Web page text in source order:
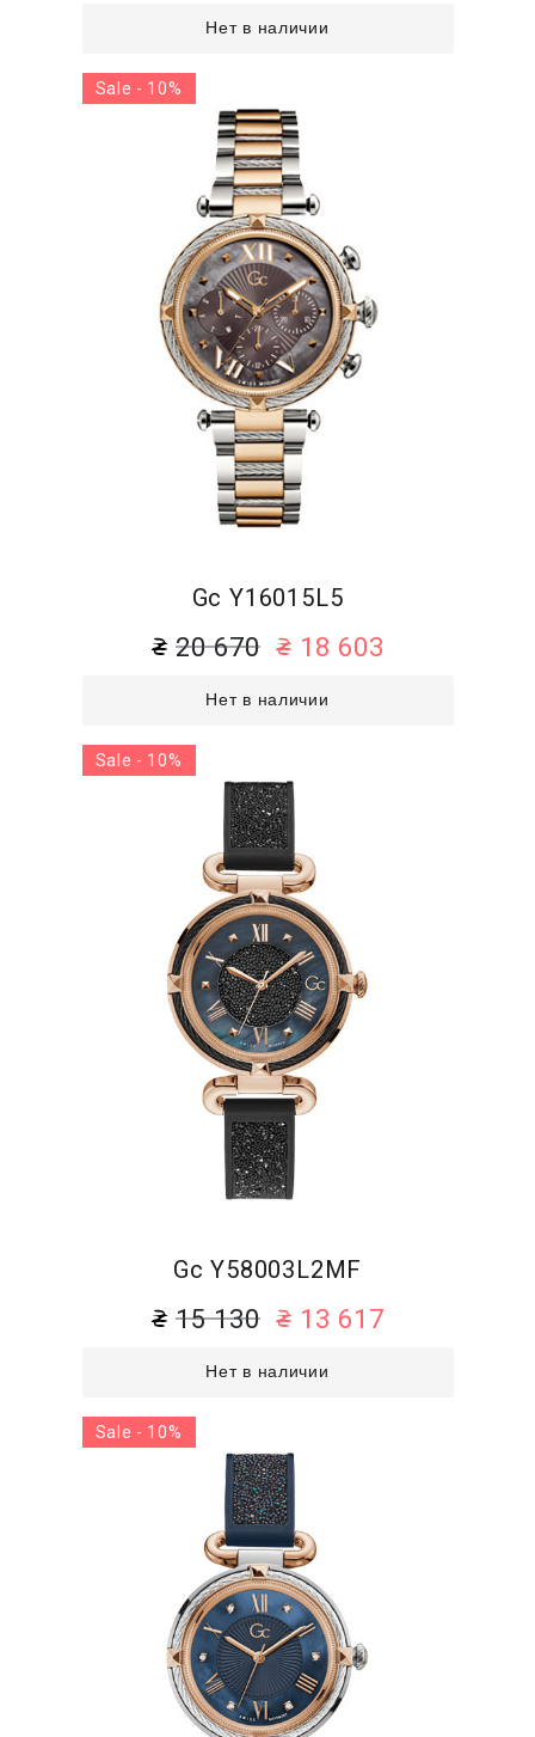
Нет в наличии
Gc Y16015L5
20 670 18 603
Нет в наличии
Sale - 10%
Gc Y58003L2MF
15 130 13 617
Нет в наличии
Sale - 10%
Sale - 10%